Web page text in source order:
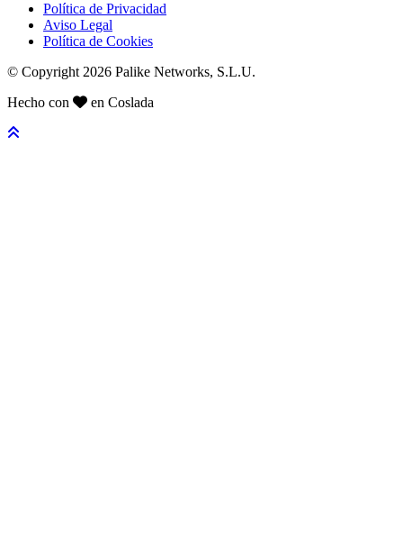
Política de Privacidad
Aviso Legal
Política de Cookies
© Copyright 2026 Palike Networks, S.L.U.
Hecho con
en Coslada